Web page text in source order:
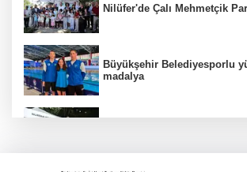
Nilüfer'de Çalı Mehmetçik
Büyükşehir Belediyesporlu
madalya